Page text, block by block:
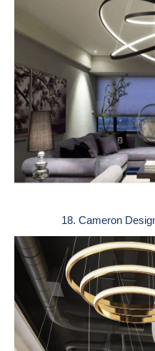
18. Cameron